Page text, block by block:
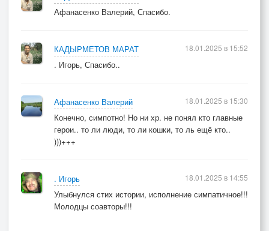
Афанасенко Валерий, Спасибо.
КАДЫРМЕТОВ МАРАТ
. Игорь, Спасибо..
18.01.2025 в 15:52
Афанасенко Валерий
Конечно, симпотно! Но ни хр. не понял кто главные
герои.. то ли люди, то ли кошки, то ль ещё кто..
)))+++
18.01.2025 в 15:30
. Игорь
Улыбнулся стих истории, исполнение симпатичное!!!
Молодцы соавторы!!!
18.01.2025 в 14:55